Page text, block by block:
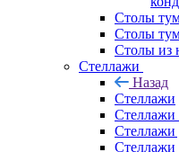
Столы
Столы
Столы из
Стеллажи
Назад
Стеллажи
Стеллажи
Стеллажи